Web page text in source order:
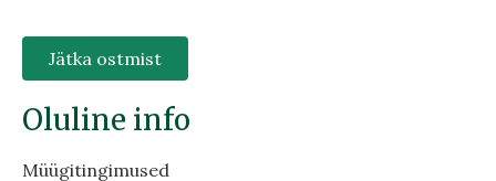
Jätka ostmist
Oluline info
Müügitingimused